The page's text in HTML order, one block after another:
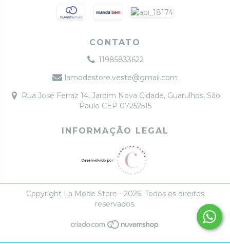
CONTATO
11985833622
lamodestore.veste@gmail.com
Rua José Ferraz 14, Jardim Nova Cidade, Guarulhos, São
Paulo CEP 07252515
INFORMAÇÃO LEGAL
Copyright La Mode Store - 2026. Todos os direitos
reservados.